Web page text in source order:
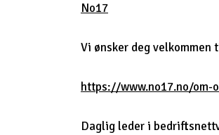
No17
Vi ønsker deg
https://www.no17.no/om-
Daglig leder i